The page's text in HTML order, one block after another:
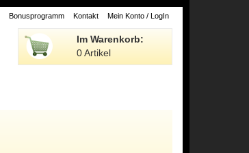
Bonusprogramm Kontakt Mein Konto / LogIn
Im Warenkorb:
0 Artikel